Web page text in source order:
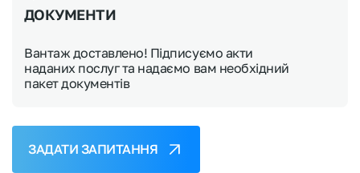
ДОКУМЕНТИ
Вантаж доставлено! Підписуємо акти
наданих послуг та надаємо вам необхідний
пакет документів
ЗАДАТИ ЗАПИТАННЯ